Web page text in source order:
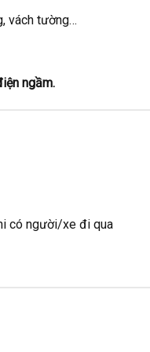
vách tường…
ngầm.
có người/xe đi qua